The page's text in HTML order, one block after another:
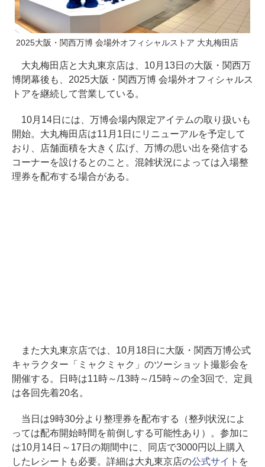
2025大阪・関西万博 会場外オフィシャルストア 大丸梅田店
大丸梅田店と大丸東京店は、10月13日の大阪・関西万
博閉幕後も、2025大阪・関西万博 会場外オフィシャルス
トアを継続して営業している。
10月14日には、万博会場内限定アイテムの取り扱いも
開始。大丸梅田店は11月1日にリニューアルを予定して
おり、店舗面積を大きく広げ、万博の思い出を発信する
コーナーを設けるとのこと。混雑状況によっては入場整
理券を配布する場合がある。
また大丸東京店では、10月18日に大阪・関西万博公式
キャラクター「ミャクミャク」のツーショット撮影会を
開催する。日時は11時～/13時～/15時～の全3回で、定員
は各回先着20名。
当日は9時30分より整理券を配布する（整列状況によ
っては配布開始時間を前倒しする可能性あり）。参加に
は10月14日～17日の期間中に、同店で3000円以上購入
したレシートも必要。詳細は大丸東京店の公式サイト を